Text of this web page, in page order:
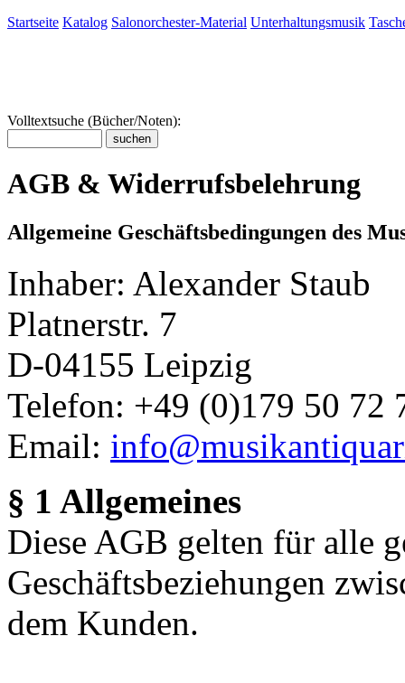
Startseite Katalog Salonorchester-Material Unterhaltungsmusik
Volltextsuche (Bücher/Noten):
AGB & Widerrufsbelehrung
Allgemeine Geschäftsbedingungen des
Inhaber: Alexander Staub
Platnerstr. 7
D-04155 Leipzig
Telefon: +49 (0)179 50 72
Email:
§ 1 Allgemeines
Diese AGB gelten für alle
Geschäftsbeziehungen
dem Kunden.